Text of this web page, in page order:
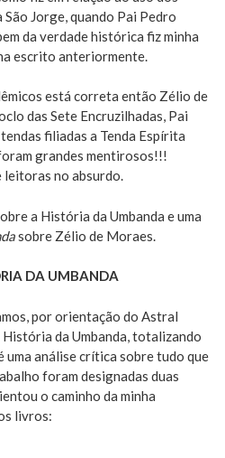
Jorge, quando Pai Pedro
da verdade histórica fiz minha
escrito anteriormente.
está correta então Zélio de
das Sete Encruzilhadas, Pai
filiadas a Tenda Espírita
grandes mentirosos!!!
leitoras no absurdo.
a História da Umbanda e uma
sobre Zélio de Moraes.
DA UMBANDA
por orientação do Astral
História da Umbanda, totalizando
uma análise crítica sobre tudo que
foram designadas duas
o caminho da minha
livros: